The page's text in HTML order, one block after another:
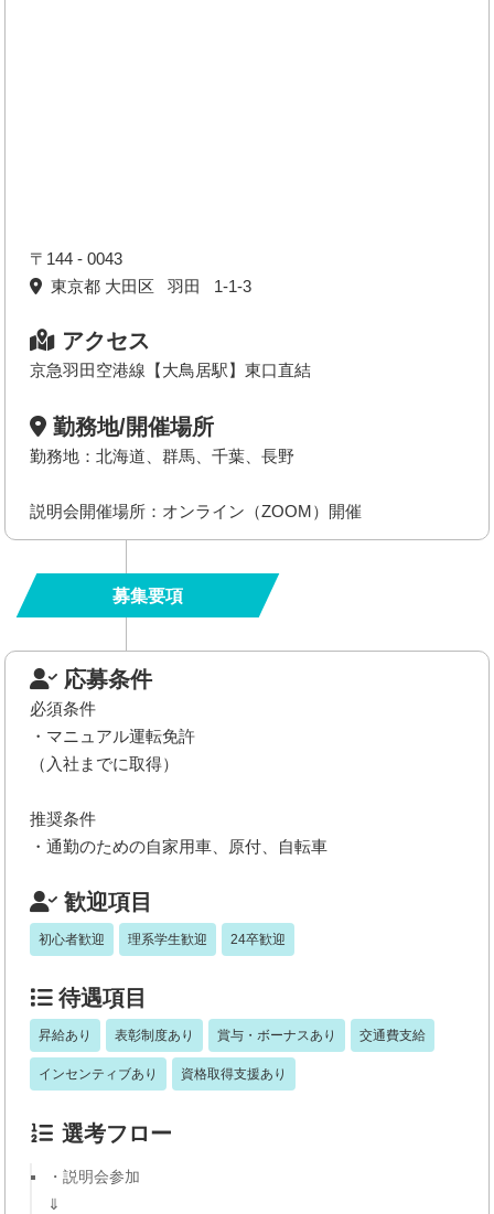
〒144 - 0043
東京都 大田区 羽田 1-1-3
アクセス
京急羽田空港線【大鳥居駅】東口直結
勤務地/開催場所
勤務地：北海道、群馬、千葉、長野
説明会開催場所：オンライン（ZOOM）開催
募集要項
応募条件
必須条件
・マニュアル運転免許
（入社までに取得）
推奨条件
・通勤のための自家用車、原付、自転車
歓迎項目
初心者歓迎 理系学生歓迎 24卒歓迎
待遇項目
昇給あり 表彰制度あり 賞与・ボーナスあり 交通費支給
インセンティブあり 資格取得支援あり
選考フロー
・説明会参加
⇓